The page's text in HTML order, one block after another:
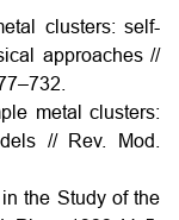
clusters: self-
approaches //
metal clusters:
// Rev. Mod.
the Study of the